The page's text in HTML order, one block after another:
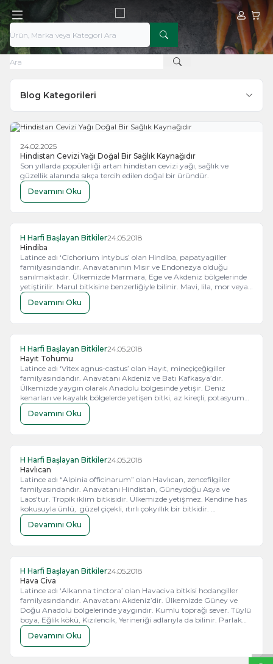
Hesabım
Blog Kategorileri
24.02.2025
Hindistan Cevizi Yağı Doğal Bir Sağlık Kaynağıdır
Son yıllarda popülerliği artan hindistan cevizi yağı, sağlık ve
güzellik alanında sıkça tercih edilen doğal bir üründür.
Devamını Oku
H Harfi Başlayan Bitkiler24.05.2018
Hindiba
Latince adı ‘Cichorium intybus’ olan Hindiba, papatyagiller
familyasındandır. Anavatanının Mısır ve Endonezya olduğu
sanılmaktadır. Ülkemizde Marmara, Ege ve Akdeniz bölgelerinde
yetiştirilir. Marul bitkisine benzerliğiyle bilinir. Mavi, lila, mor veya
sarı renkli çiçekler açan tek yıllık otsu bir bitkidir. Birçok yörede
yaprakları, yaprak sapları ve çiçek sapları salata yapılarak tüketilir.
Devamını Oku
H Harfi Başlayan Bitkiler24.05.2018
Hayıt Tohumu
Latince adı ‘Vitex agnus-castus’ olan Hayıt, mineçiçeğigiller
familyasındandır. Anavatanı Akdeniz ve Batı Kafkasya’dır.
Ülkemizde yaygın olarak Anadolu bölgesinde yetişir. Deniz
kenarları ve kayalık bölgelerde yetişen bitki, az kireçli, potasyum
oranı düşük, azot ve fosfor bakımından zengin toprağı tercih eder.
Çalı görünümünde, soluk pembe ya da mavi çiçekli çokyıllık bir
bitkidir.
Devamını Oku
H Harfi Başlayan Bitkiler24.05.2018
Havlıcan
Latince adı “Alpinia officinarum” olan Havlıcan, zencefilgiller
familyasındandır. Anavatanı Hindistan, Güneydoğu Asya ve
Laos'tur. Tropik iklim bitkisidir. Ülkemizde yetişmez. Kendine has
kokusuyla ünlü, güzel çiçekli, ıtırlı çokyıllık bir bitkidir.
Kırmızıçizgili, beyaz yapraklı çiçeklerinin kokusu da en az
görüntüsü kadar etkileyicidir.
Devamını Oku
H Harfi Başlayan Bitkiler24.05.2018
Hava Civa
Latince adı ‘Alkanna tinctora’ olan Havaciva bitkisi hodangiller
familyasındandır. Anavatanı Akdeniz’dir. Ülkemizde Güney ve
Doğu Anadolu bölgelerinde yaygındır. Kumlu toprağı sever. Tüylü
boya, Eğlik kökü, Kızılencik, Yerineriği adlarıyla da bilinir. Parlak
mavi renkli çiçekler açan çokyıllık otsu bir bitkidir. Tüylü gövdesi
dik veya yatık olabilir. Yapraklar da gövde gibi tüylüdür ve çok
sayıdadır. Mayıs ve Temmuz aylarında dalların ucunda açan
çiçekleri göz alıcı, parlak mavi renkleriyle kırları şenlendirir.
Devamını Oku